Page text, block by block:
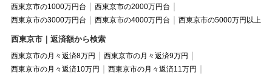
西東京市の1000万円台
西東京市の2000万円台
西東京市の3000万円台
西東京市の4000万円台 西東京市の5000万円以上
西東京市｜返済額から検索
西東京市の月々返済8万円
西東京市の月々返済9万円
西東京市の月々返済10万円
西東京市の月々返済11万円